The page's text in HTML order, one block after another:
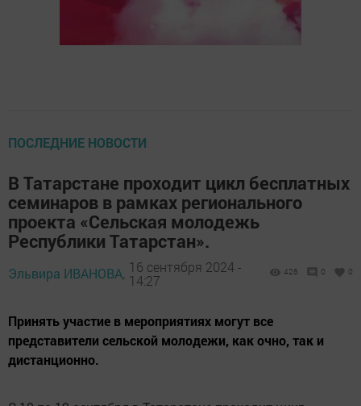
ПОСЛЕДНИЕ НОВОСТИ
В Татарстане проходит цикл бесплатных
семинаров в рамках регионального
проекта «Сельская молодежь
Республики Татарстан».
Эльвира ИВАНОВА, 16 сентября 2024 -
14:27
426 0 0
Принять участие в мероприятиях могут все
представители сельской молодежи, как очно, так и
дистанционно.